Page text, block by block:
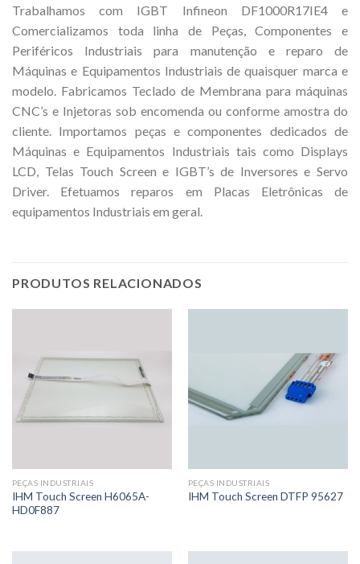
Trabalhamos com IGBT Infineon DF1000R17IE4 e
Comercializamos toda linha de Peças, Componentes e
Periféricos Industriais para manutenção e reparo de
Máquinas e Equipamentos Industriais de quaisquer marca e
modelo. Fabricamos Teclado de Membrana para máquinas
CNC’s e Injetoras sob encomenda ou conforme amostra do
cliente. Importamos peças e componentes dedicados de
Máquinas e Equipamentos Industriais tais como Displays
LCD, Telas Touch Screen e IGBT’s de Inversores e Servo
Driver. Efetuamos reparos em Placas Eletrônicas de
equipamentos Industriais em geral.
PRODUTOS RELACIONADOS
PEÇAS INDUSTRIAIS
IHM Touch Screen H6065A-
HD0F887
PEÇAS INDUSTRIAIS
IHM Touch Screen DTFP 95627